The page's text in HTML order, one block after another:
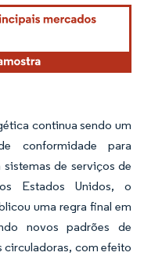
conforme CC BY 4.0.
continua sendo um
conformidade para
de serviços de
Estados Unidos, o
uma regra final em
novos padrões de
circuladoras, com efeito